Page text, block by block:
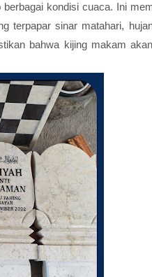
kondisi cuaca. Ini
terpapar sinar matahari,
bahwa kijing makam